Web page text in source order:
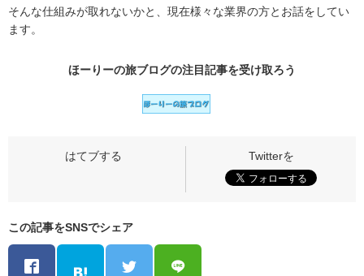
そんな仕組みが取れないかと、現在様々な業界の方とお話をしてい
ます。
ほーりーの旅ブログの注目記事を受け取ろう
この記事をSNSでシェア